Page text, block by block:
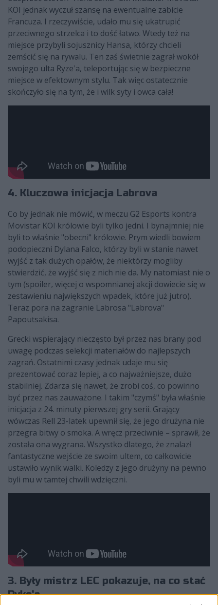
KOI jednak wyczuł szansę na ewentualne zabicie
Francuza. I rzeczywiście, udało mu się ukatrupić
przeciwnego strzelca i to dość łatwo. Wtedy też na
miejsce przybyli sojusznicy Hansa, którzy chcieli
zemścić się na rywalu. Ten zaś świetnie zagrał wokół
swojego ulta Ryze'a, teleportując się w bezpieczne
miejsce w efektownym stylu. Tak więc ostatecznie
skończyło się na tym, że i wilk syty i owca cała!
4. Kluczowa inicjacja Labrova
Co by jednak nie mówić, w meczu G2 Esports kontra
Movistar KOI królowie byli tylko jedni. I bynajmniej nie
byli to właśnie "obecni" królowie. Prym wiedli bowiem
podopieczni Dylana Falco, którzy byli w stanie nawet
wyjść z tak dużych opałów, że niektórzy mogliby
stwierdzić, że wyjść się z nich nie da. My natomiast nie o
tym (spoiler, więcej o wspomnianej akcji dowiecie się w
zestawieniu największych wpadek, które już jutro).
Teraz pora na zagranie Labrosa "Labrova"
Papoutsakisa.
Grecki wspierający nieczęsto był przez nas brany pod
uwagę podczas selekcji materiałów do najlepszych
zagrań. Ostatnimi czasy jednak udaje mu się
prezentować coraz lepiej, a co najważniejsze, dużo
stabilniej. Zdarza się nawet, że zrobi coś, co powinno
być przez nas zauważone. I takim "czymś" była właśnie
inicjacja z 24. minuty pierwszej gry serii. Grający
wówczas Rell 23-latek upewnił się, że jego drużyna nie
przegra bitwy o smoka. A wręcz przeciwnie – sprawił, że
została ona wygrana. Wszystko dlatego, że znalazł
fantastyczne wejście ze swoim ultem, co całkowicie
ustawiło wynik walki. Koledzy z jego drużyny na pewno
byli mu w tamtej chwili wdzięczni.
3. Były mistrz LEC pokazuje, na co stać
Pyke'a